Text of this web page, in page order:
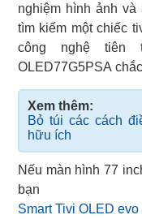
nghiệm hình ảnh và
tìm kiếm một chiếc
công nghệ tiên
OLED77G5PSA
Xem thêm:
Bỏ túi các cách
hữu ích
Nếu màn hình 77
Smart Tivi OLED